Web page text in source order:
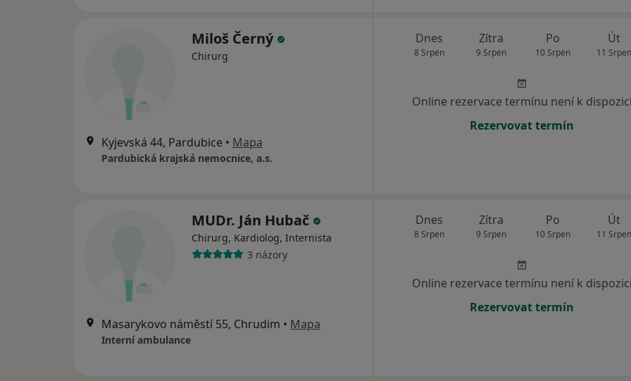
Miloš Černý
Chirurg
Kyjevská 44, Pardubice • Mapa
Pardubická krajská nemocnice, a.s.
Dnes
8 Srpen
Zítra
9 Srpen
Po
10 Srpen
Út
11 Srpen
Online rezervace termínu není k dispozici
Rezervovat termín
MUDr. Ján Hubač
Chirurg, Kardiolog, Internista
3 názory
Masarykovo náměstí 55, Chrudim • Mapa
Interní ambulance
Dnes
8 Srpen
Zítra
9 Srpen
Po
10 Srpen
Út
11 Srpen
Online rezervace termínu není k dispozici
Rezervovat termín